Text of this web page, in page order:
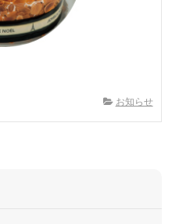
お知らせ